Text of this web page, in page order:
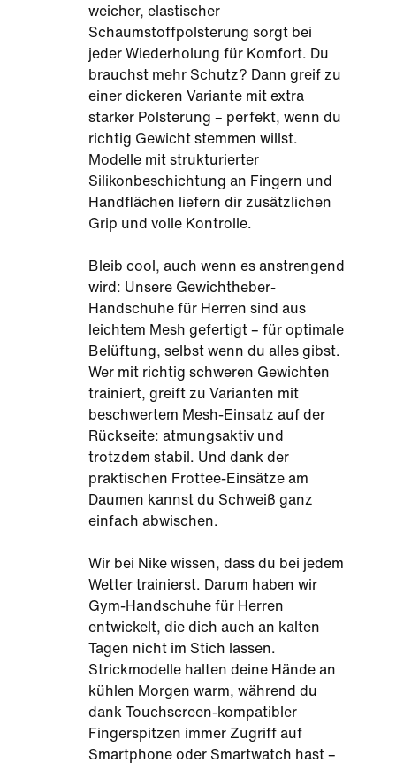
weicher, elastischer
Schaumstoffpolsterung sorgt bei
jeder Wiederholung für Komfort. Du
brauchst mehr Schutz? Dann greif zu
einer dickeren Variante mit extra
starker Polsterung – perfekt, wenn du
richtig Gewicht stemmen willst.
Modelle mit strukturierter
Silikonbeschichtung an Fingern und
Handflächen liefern dir zusätzlichen
Grip und volle Kontrolle.
Bleib cool, auch wenn es anstrengend
wird: Unsere Gewichtheber-
Handschuhe für Herren sind aus
leichtem Mesh gefertigt – für optimale
Belüftung, selbst wenn du alles gibst.
Wer mit richtig schweren Gewichten
trainiert, greift zu Varianten mit
beschwertem Mesh-Einsatz auf der
Rückseite: atmungsaktiv und
trotzdem stabil. Und dank der
praktischen Frottee-Einsätze am
Daumen kannst du Schweiß ganz
einfach abwischen.
Wir bei Nike wissen, dass du bei jedem
Wetter trainierst. Darum haben wir
Gym-Handschuhe für Herren
entwickelt, die dich auch an kalten
Tagen nicht im Stich lassen.
Strickmodelle halten deine Hände an
kühlen Morgen warm, während du
dank Touchscreen-kompatibler
Fingerspitzen immer Zugriff auf
Smartphone oder Smartwatch hast –